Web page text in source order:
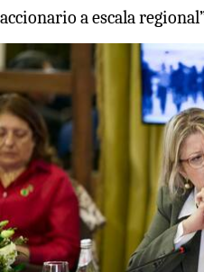
accionario a escala